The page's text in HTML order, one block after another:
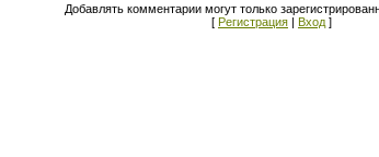
Добавлять комментарии могут только
[ Регистрация | Вход ]